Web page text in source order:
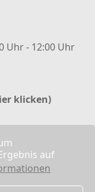
auf
Uhr - 12:00 Uhr
klicken)